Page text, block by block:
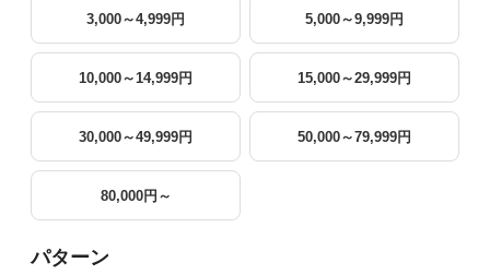
3,000～4,999円 5,000～9,999円
10,000～14,999円 15,000～29,999円
30,000～49,999円 50,000～79,999円
80,000円～
パターン